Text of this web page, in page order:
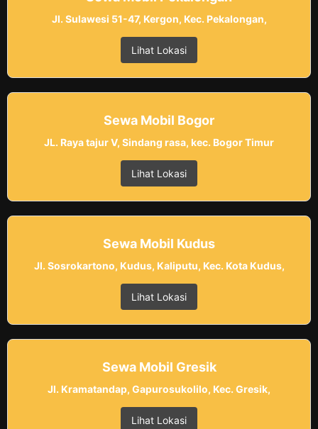
Jl. Sulawesi 51-47, Kergon, Kec. Pekalongan,
Lihat Lokasi
Sewa Mobil Bogor
JL. Raya tajur V, Sindang rasa, kec. Bogor Timur
Lihat Lokasi
Sewa Mobil Kudus
Jl. Sosrokartono, Kudus, Kaliputu, Kec. Kota Kudus,
Lihat Lokasi
Sewa Mobil Gresik
Jl. Kramatandap, Gapurosukolilo, Kec. Gresik,
Lihat Lokasi